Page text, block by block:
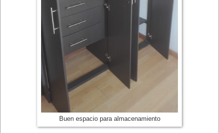
Buen espacio para almacenamiento